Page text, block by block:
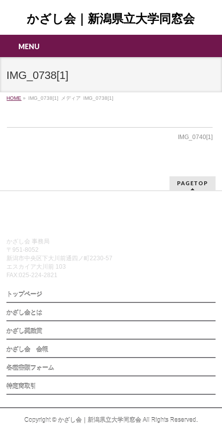
かざし会｜新潟県立大学同窓会
MENU
IMG_0738[1]
HOME » IMG_0738[1] メディア IMG_0738[1]
IMG_0740[1]
PAGETOP
かざし会 事務局
〒951-8052
新潟市中央区下大川前通四ノ町2230-57
エスカイア大川前 103
FAX:025-224-2821
トップページ
かざし会とは
かざし奨励賞
かざし会 会報
各種書類フォーム
特定商取引
Copyright © かざし会｜新潟県立大学同窓会All Rights Reserved.